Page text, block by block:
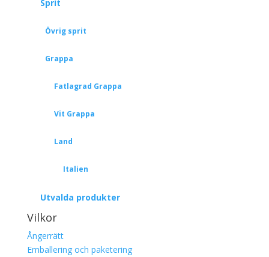
Sprit
Övrig sprit
Grappa
Fatlagrad Grappa
Vit Grappa
Land
Italien
Utvalda produkter
Vilkor
Ångerrätt
Emballering och paketering